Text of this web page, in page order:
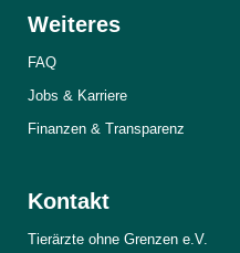
Weiteres
FAQ
Jobs & Karriere
Finanzen & Transparenz
Kontakt
Tierärzte ohne Grenzen e.V.